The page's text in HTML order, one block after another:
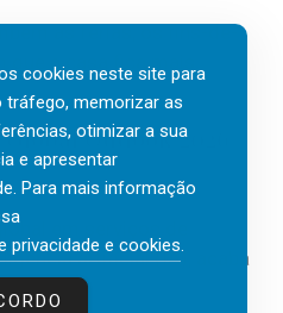
as férias, os fins-de-
a casa fica mais
Outlook 2026
em serviços de
artificial (IA), acaba
cookies neste site para
tráfego, memorizar as
otimizar a sua
e apresentar
Para mais informação
privacidade e cookies.